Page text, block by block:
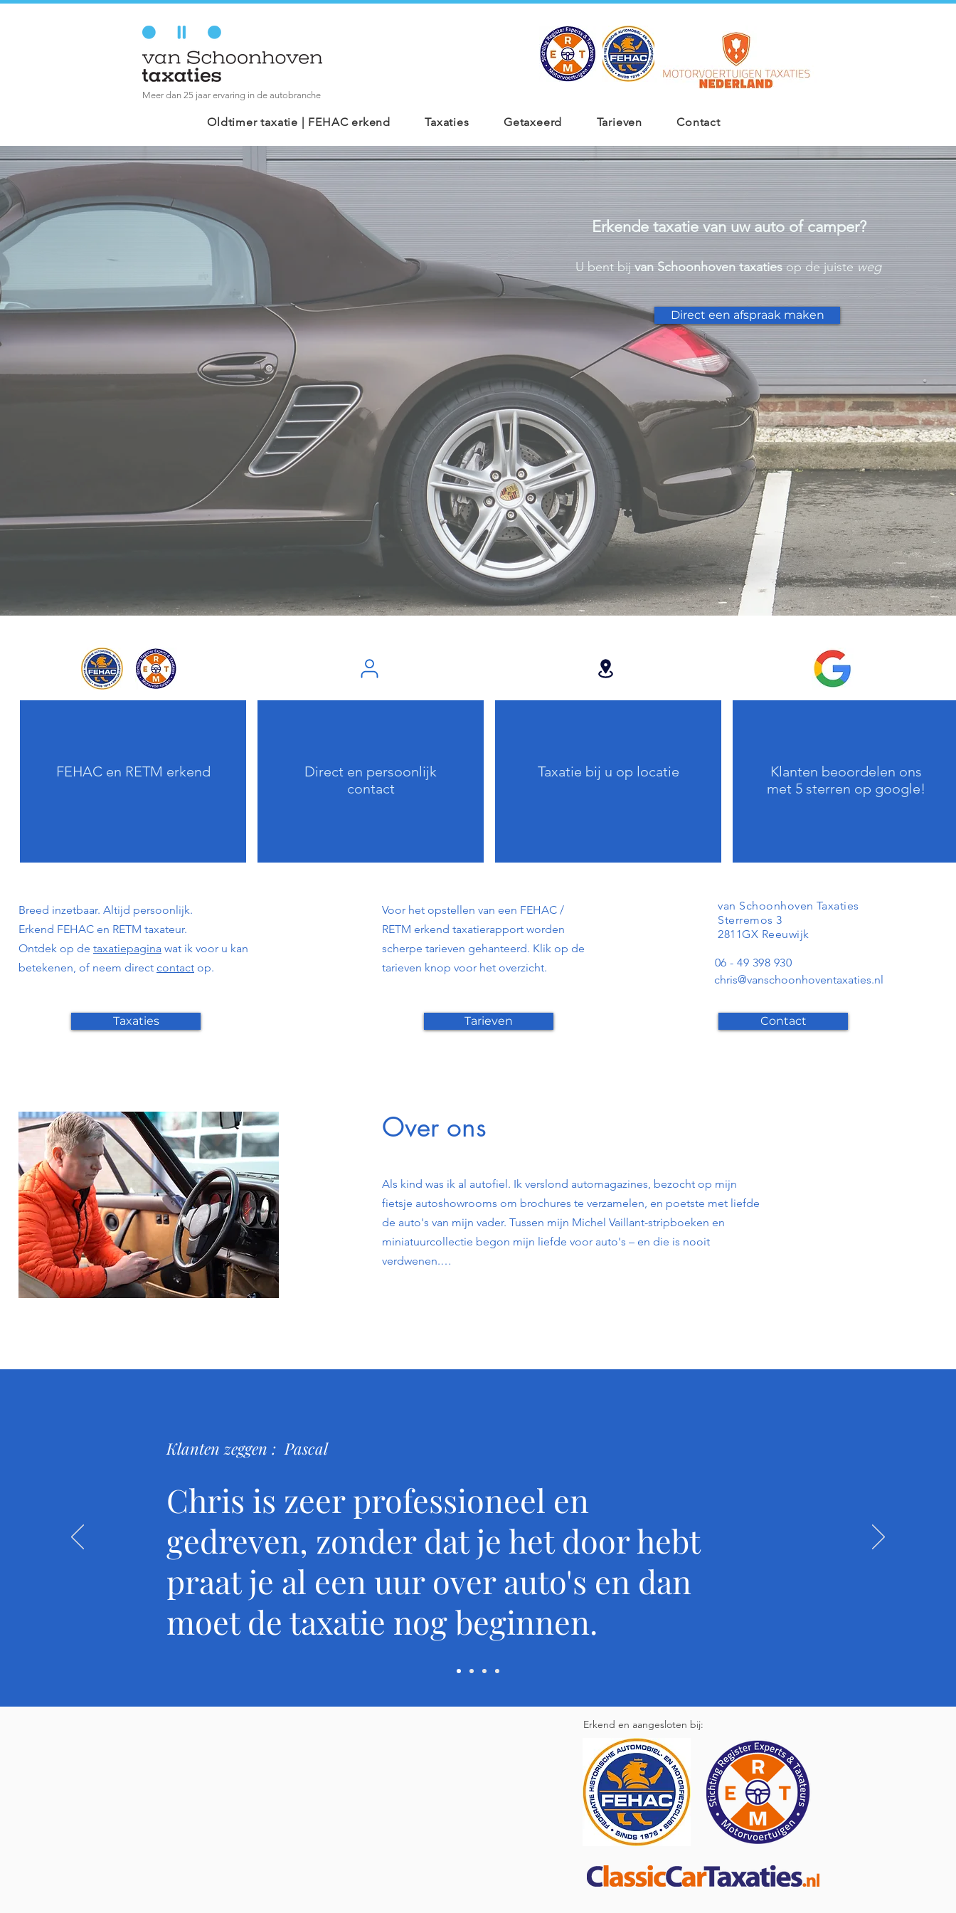
Meer dan 25 jaar ervaring in de autobranche
Oldtimer taxatie | FEHAC erkend Taxaties Getaxeerd Tarieven Contact
Erkende taxatie van uw auto of camper?
U bent bijvan Schoonhoven taxatiesop de juisteweg
Direct een afspraak maken
FEHAC en RETM erkend
Direct en persoonlijk
contact
Taxatie bij u op locatie
Klanten beoordelen ons
met 5 sterren op google!
Breed inzetbaar. Altijd persoonlijk.
Erkend FEHAC en RETM taxateur.
Ontdek op de taxatiepagina wat ik voor u kan
betekenen, of neem direct contact op.
Taxaties
Voor het opstellen van een FEHAC /
RETM erkend taxatierapport worden
scherpe tarieven gehanteerd. Klik op de
tarieven knop voor het overzicht.
Tarieven
van Schoonhoven Taxaties
Sterremos 3
2811GX Reeuwijk
06 - 49 398 930​​
chris@vanschoonhoventaxaties.nl
Contact
Over ons
Als kind was ik al autofiel. Ik verslond automagazines, bezocht op mijn
fietsje autoshowrooms om brochures te verzamelen, en poetste met liefde
de auto's van mijn vader. Tussen mijn Michel Vaillant-stripboeken en
miniatuurcollectie begon mijn liefde voor auto's – en die is nooit
verdwenen.
•BPM-taxaties bij import
•Waardebepalingen WEV – Waarde Economisch Verkeer
Of het nu gaat om verzekering, import, nalatenschap of waardering: ik help
u snel en professioneel, met persoonlijke aandacht voor het verhaal achter
uw voertuig.
📍Ik werk vanuit Reeuwijk, centraal gelegen in Nederland.
📲 U kunt mij bereiken via telefoon, e-mail of WhatsApp. Neem dus direct
Klanten zeggen : Pascal
Chris is zeer professioneel en
gedreven, zonder dat je het door hebt
praat je al een uur over auto's en dan
moet de taxatie nog beginnen.
Erkend en aangesloten bij: